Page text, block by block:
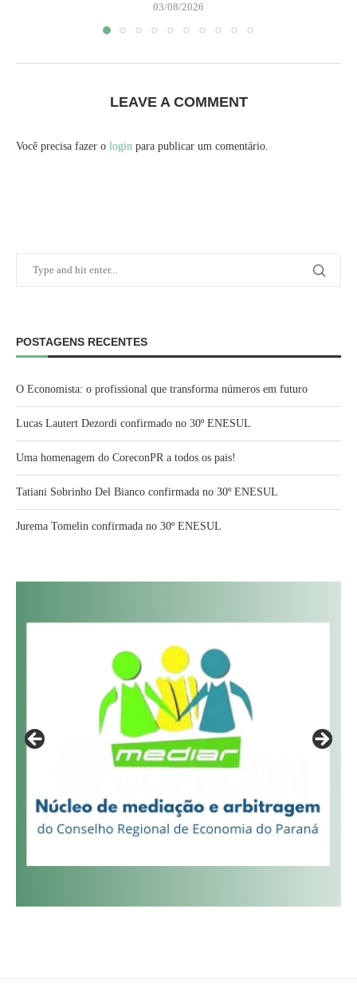
03/08/2026
LEAVE A COMMENT
Você precisa fazer o login para publicar um comentário.
POSTAGENS RECENTES
O Economista: o profissional que transforma números em futuro
Lucas Lautert Dezordi confirmado no 30º ENESUL
Uma homenagem do CoreconPR a todos os pais!
Tatiani Sobrinho Del Bianco confirmada no 30º ENESUL
Jurema Tomelin confirmada no 30º ENESUL